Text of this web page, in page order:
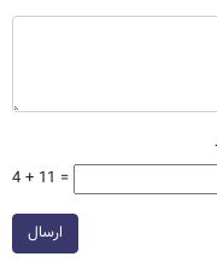
4 + 11 =
ارسال